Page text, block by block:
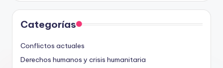
Categorías
Conflictos actuales
Derechos humanos y crisis humanitaria